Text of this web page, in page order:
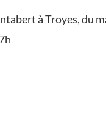
à Troyes, du